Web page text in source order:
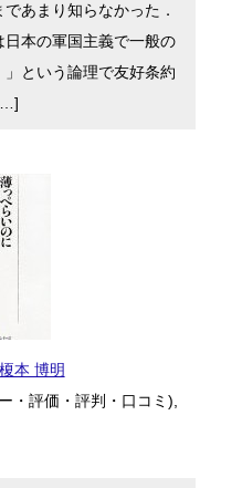
あまり知らなかった．
本の軍国主義で一般の
という論理で友好条約
本 博明
・評価・評判・口コミ)